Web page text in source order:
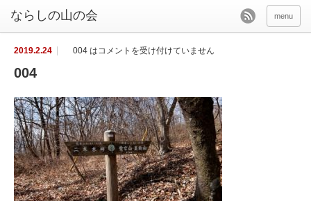
menu
2019.2.24 004 はコメントを受け付けていません
004